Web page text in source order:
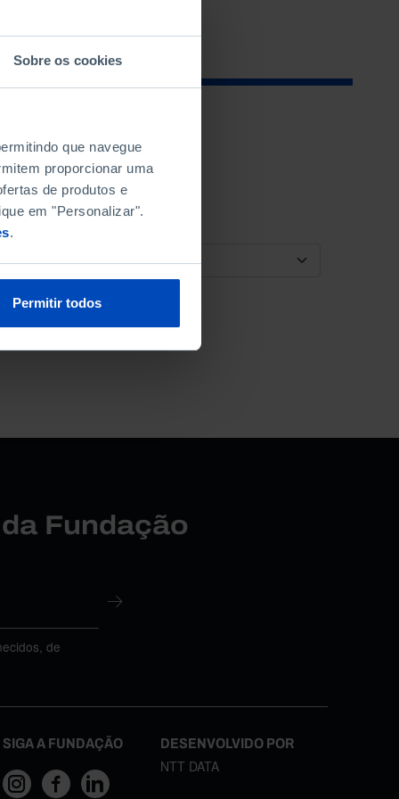
Sobre os cookies
que navegue
proporcionar uma
de produtos e
em "Personalizar".
.
Permitir todos
ORDENAR POR
Fundação
de
SIGA A FUNDAÇÃO DESENVOLVIDO POR
NTT DATA